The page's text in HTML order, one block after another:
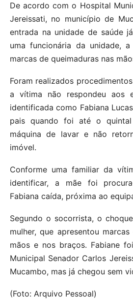
De acordo com o Hospital
Jereissati, no município de
entrada na unidade de saúde
uma funcionária da unidade, a
marcas de queimaduras nas
Foram realizados
a vítima não respondeu aos
identificada como Fabiana
pais quando foi até o
máquina de lavar e não
imóvel.
Conforme uma familiar da
identificar, a mãe foi
Fabiana caída, próxima ao
Segundo o socorrista, o
mulher, que apresentou
mãos e nos braços. Fabiane
Municipal Senador Carlos
Mucambo, mas já chegou sem
(Foto: Arquivo Pessoal)